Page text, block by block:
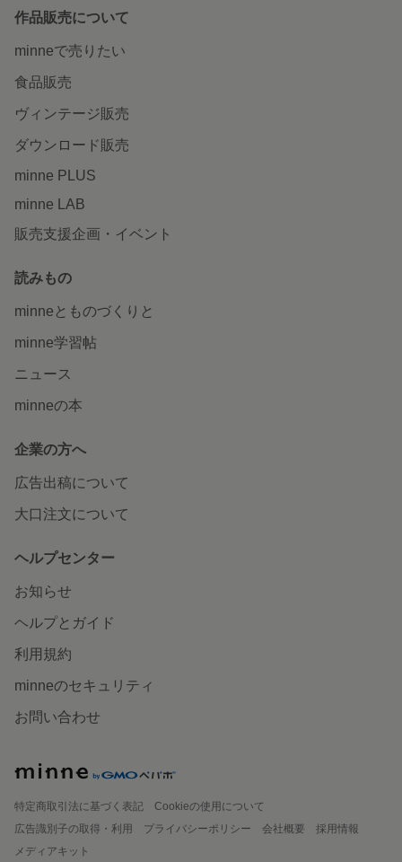
作品販売について
minneで売りたい
食品販売
ヴィンテージ販売
ダウンロード販売
minne PLUS
minne LAB
販売支援企画・イベント
読みもの
minneとものづくりと
minne学習帖
ニュース
minneの本
企業の方へ
広告出稿について
大口注文について
ヘルプセンター
お知らせ
ヘルプとガイド
利用規約
minneのセキュリティ
お問い合わせ
特定商取引法に基づく表記
Cookieの使用について
広告識別子の取得・利用
プライバシーポリシー 会社概要
採用情報
メディアキット